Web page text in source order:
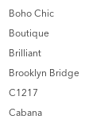
Boho Chic
Boutique
Brilliant
Brooklyn Bridge
C1217
Cabana